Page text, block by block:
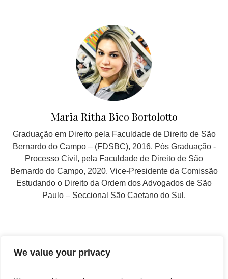
We value your privacy
Maria Ritha Bico Bortolotto
Graduação em Direito pela Faculdade de Direito de São
Bernardo do Campo – (FDSBC), 2016. Pós Graduação -
Processo Civil, pela Faculdade de Direito de São
Bernardo do Campo, 2020. Vice-Presidente da Comissão
Estudando o Direito da Ordem dos Advogados de São
Paulo – Seccional São Caetano do Sul.
SIGA EM NOSSAS REDES SOCIAIS